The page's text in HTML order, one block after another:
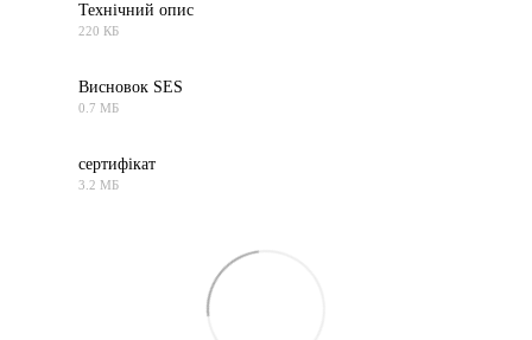
Технічний опис
220 КБ
Висновок SES
0.7 МБ
сертифікат
3.2 МБ